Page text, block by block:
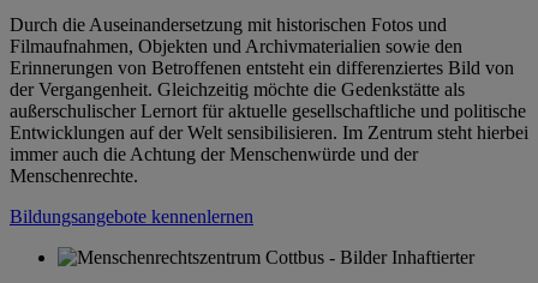
Durch die Auseinandersetzung mit historischen Fotos und
Filmaufnahmen, Objekten und Archivmaterialien sowie den
Erinnerungen von Betroffenen entsteht ein differenziertes Bild von
der Vergangenheit. Gleichzeitig möchte die Gedenkstätte als
außerschulischer Lernort für aktuelle gesellschaftliche und politische
Entwicklungen auf der Welt sensibilisieren. Im Zentrum steht hierbei
immer auch die Achtung der Menschenwürde und der
Menschenrechte.
Bildungsangebote kennenlernen